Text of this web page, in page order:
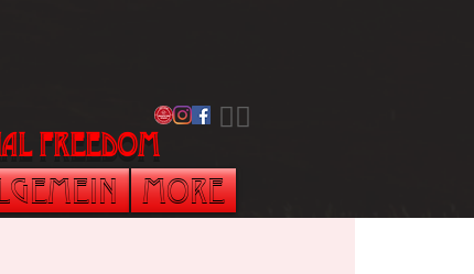
freedom
​🏳️‍🌈
More